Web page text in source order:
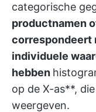
categorische
productnamen
correspondeert
individuele
hebben
op de X-as**,
weergeven.